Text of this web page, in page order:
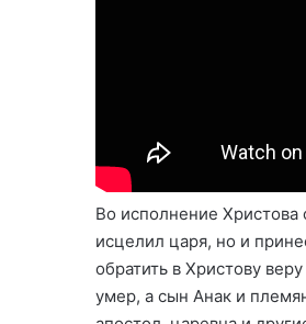
Во исполнение Христова
исцелил царя, но и
обратить в Христову
умер, а сын Анак и